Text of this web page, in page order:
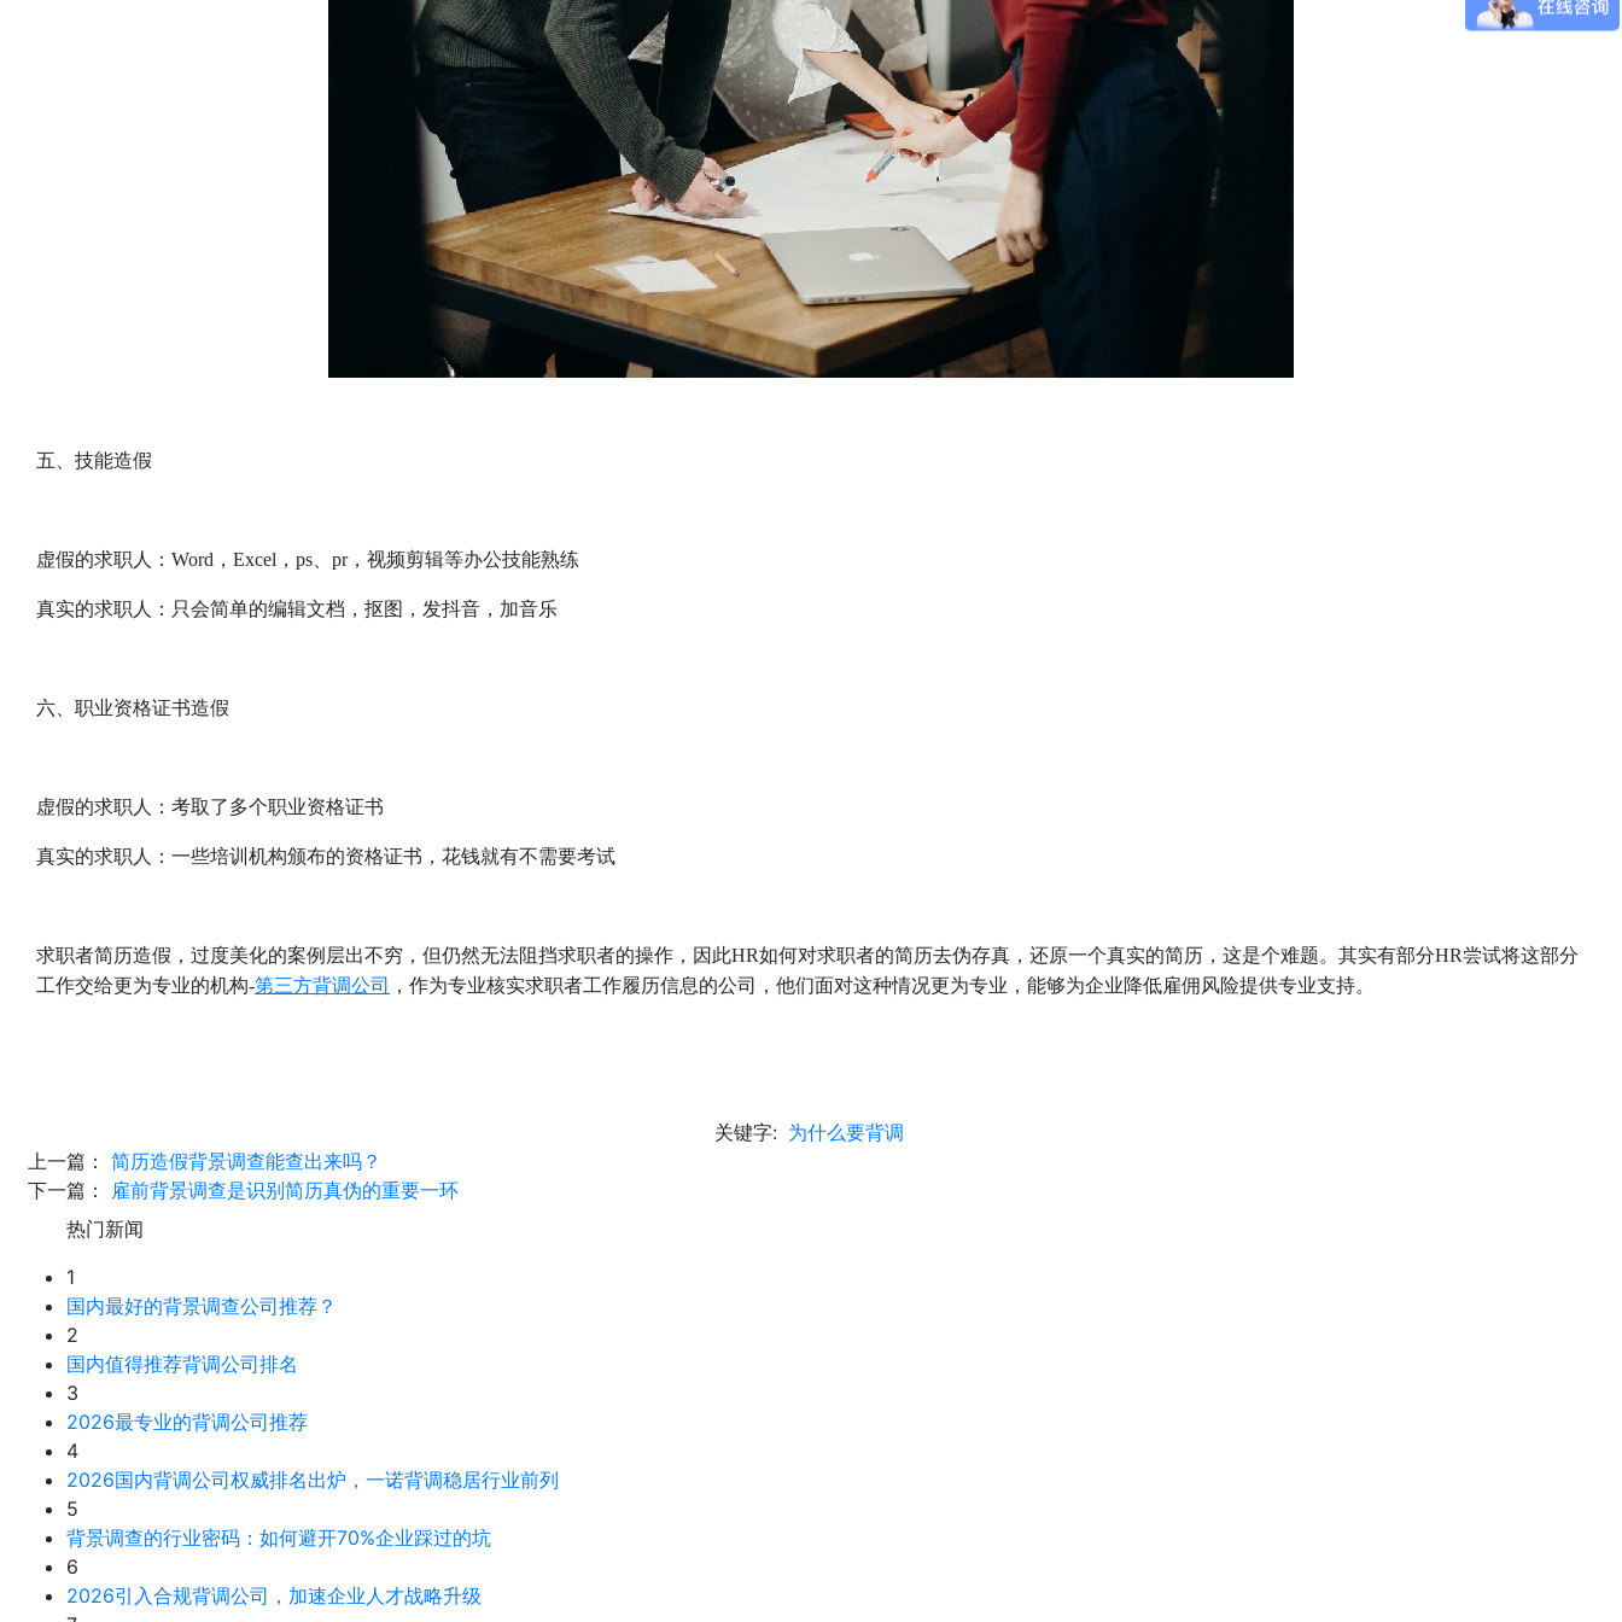
五、技能造假
虚假的求职人：Word，Excel，ps、pr，视频剪辑等办公技能熟练
真实的求职人：只会简单的编辑文档，抠图，发抖音，加音乐
六、职业资格证书造假
虚假的求职人：考取了多个职业资格证书
真实的求职人：一些培训机构颁布的资格证书，花钱就有不需要考试
求职者简历造假，过度美化的案例层出不穷，但仍然无法阻挡求职者的操作，因此HR如何对求职者的简历去伪存真，还原一个真实的简历，这是个难题。其实有部分HR尝试将这部分
工作交给更为专业的机构-第三方背调公司 ，作为专业核实求职者工作履历信息的公司，他们面对这种情况更为专业，能够为企业降低雇佣风险提供专业支持。
关键字: 为什么要背调
上一篇： 简历造假背景调查能查出来吗？
下一篇：
雇前背景调查是识别简历真伪的重要一环
热门新闻
1
国内最好的背景调查公司推荐？
2
国内值得推荐背调公司排名
3
2026最专业的背调公司推荐
4
2026国内背调公司权威排名出炉，一诺背调稳居行业前列
5
背景调查的行业密码：如何避开70%企业踩过的坑
6
2026引入合规背调公司，加速企业人才战略升级